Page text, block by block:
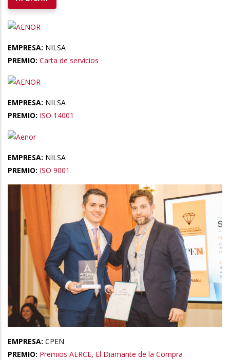
EMPRESA: NILSA
PREMIO: Carta de servicios
EMPRESA: NILSA
PREMIO: ISO 14001
EMPRESA: NILSA
PREMIO: ISO 9001
EMPRESA: CPEN
PREMIO: Premios AERCE, El Diamante de la Compra